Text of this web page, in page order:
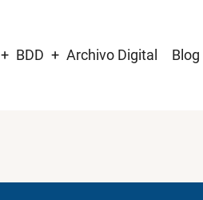
BDD Archivo Digital Blog